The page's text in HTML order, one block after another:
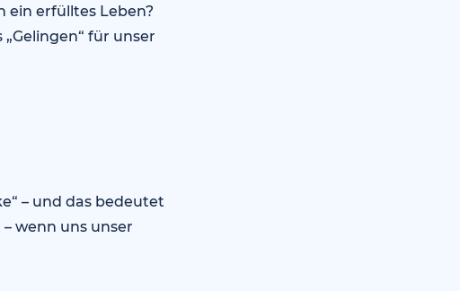
ein erfülltes Leben?
für unser
– und das bedeutet
wenn uns unser